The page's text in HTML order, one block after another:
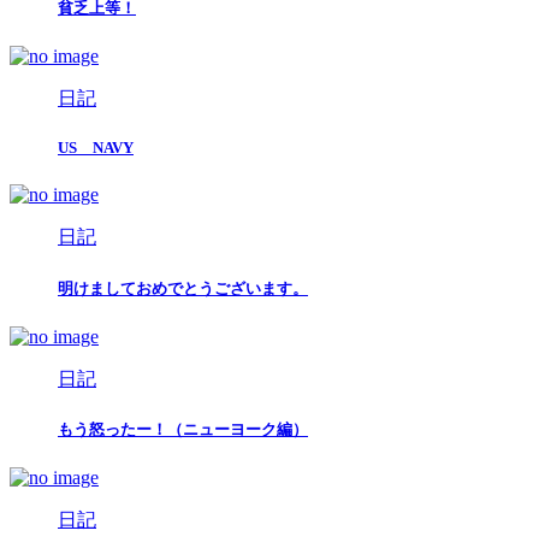
貧乏上等！
日記
US NAVY
日記
明けましておめでとうございます。
日記
もう怒ったー！（ニューヨーク編）
日記